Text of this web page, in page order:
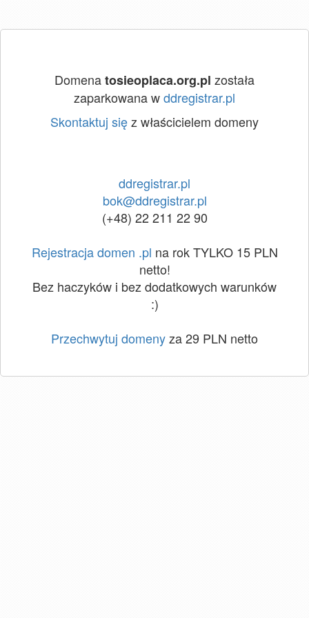
Domenatosieoplaca.org.pl została
zaparkowana wddregistrar.pl
Skontaktuj sięz właścicielem domeny
ddregistrar.pl
bok@ddregistrar.pl
(+48) 22 211 22 90
Rejestracja domen .pl na rok TYLKO 15 PLN
netto!
Bez haczyków i bez dodatkowych warunków
:)
Przechwytuj domenyza 29 PLN netto